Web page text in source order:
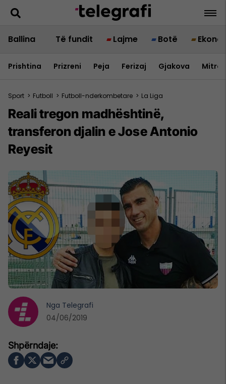
Ballina Të fundit Lajme Botë
Prishtina Prizreni Peja Ferizaj Gjakova
Sport > Futboll > Futboll-nderkombetare > La Liga
Reali tregon madhështinë,
transferon djalin e Jose Antonio
Reyesit
Nga Telegrafi
04/06/2019